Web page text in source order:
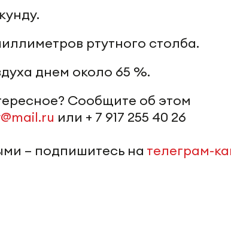
ртутного столба.
днем около 65 %.
Сообщите об этом
или + 7 917 255 40 26
– подпишитесь на телеграм-